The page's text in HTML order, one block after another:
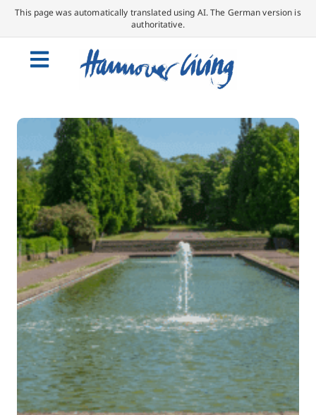
This page was automatically translated using AI. The German version is
authoritative.